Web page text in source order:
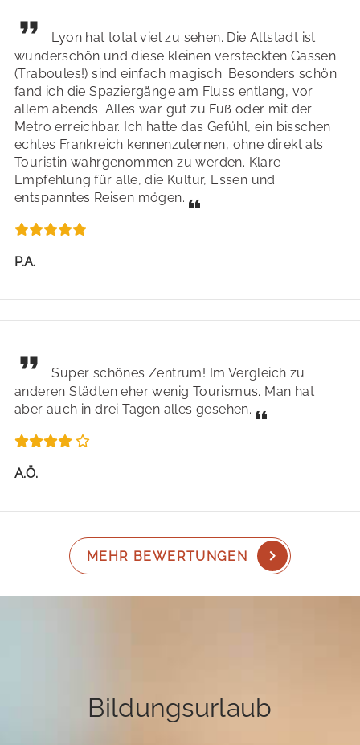
Lyon hat total viel zu sehen. Die Altstadt ist
wunderschön und diese kleinen versteckten Gassen
(Traboules!) sind einfach magisch. Besonders schön
fand ich die Spaziergänge am Fluss entlang, vor
allem abends. Alles war gut zu Fuß oder mit der
Metro erreichbar. Ich hatte das Gefühl, ein bisschen
echtes Frankreich kennenzulernen, ohne direkt als
Touristin wahrgenommen zu werden. Klare
Empfehlung für alle, die Kultur, Essen und
entspanntes Reisen mögen.
P.A.
Super schönes Zentrum! Im Vergleich zu
anderen Städten eher wenig Tourismus. Man hat
aber auch in drei Tagen alles gesehen.
A.Ö.
MEHR BEWERTUNGEN
Bildungsurlaub